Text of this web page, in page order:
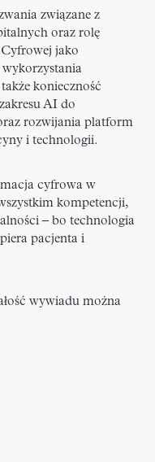
związane z
oraz rolę
jako
konieczność
AI do
rozwijania platform
i technologii.
cyfrowa w
kompetencji,
– bo technologia
pacjenta i
wywiadu można